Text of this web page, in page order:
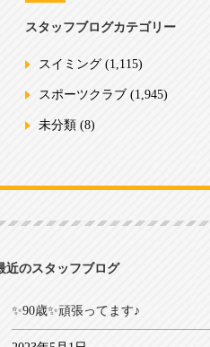
スタッフブログカテゴリー
スイミング(1,115)
スポーツクラブ (1,945)
未分類(8)
近のスタッフブログ
✨90歳✨頑張ってます♪